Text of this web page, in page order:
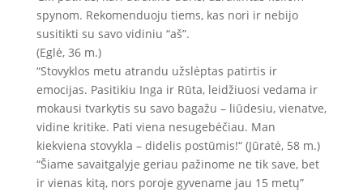
spynom. Rekomenduoju tiems, kas nori ir nebijo
susitikti su savo vidiniu “aš”.
(Eglė, 36 m.)
“Stovyklos metu atrandu užslėptas patirtis ir
emocijas. Pasitikiu Inga ir Rūta, leidžiuosi vedama ir
mokausi tvarkytis su savo bagažu – liūdesiu, vienatve,
vidine kritike. Pati viena nesugebėčiau. Man
kiekviena stovykla – didelis postūmis!“ (Jūratė, 58 m.)
“Šiame savaitgalyje geriau pažinome ne tik save, bet
ir vienas kitą, nors poroje gyvename jau 15 metų”